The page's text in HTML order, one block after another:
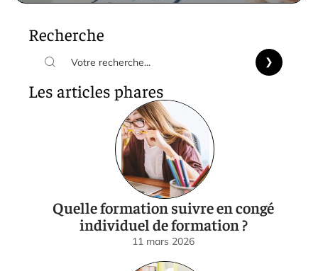
Recherche
Les articles phares
Quelle formation suivre en congé
individuel de formation ?
11 mars 2026